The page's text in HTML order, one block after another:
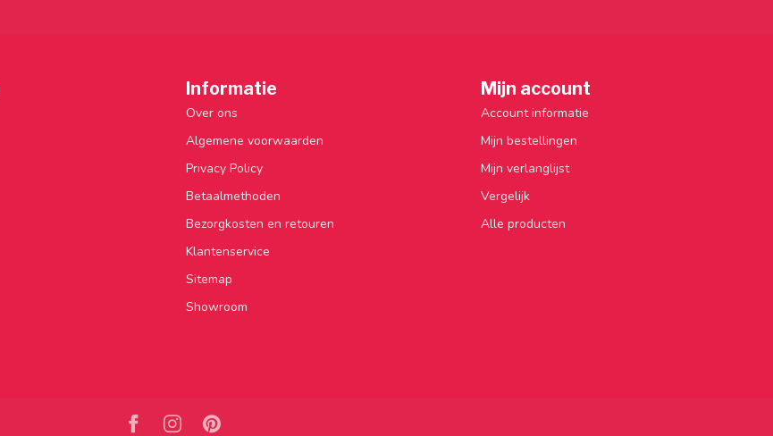
Informatie
Over ons
Algemene voorwaarden
Privacy Policy
Betaalmethoden
Bezorgkosten en retouren
Klantenservice
Sitemap
Showroom
Mijn account
Account informatie
Mijn bestellingen
Mijn verlanglijst
Vergelijk
Alle producten